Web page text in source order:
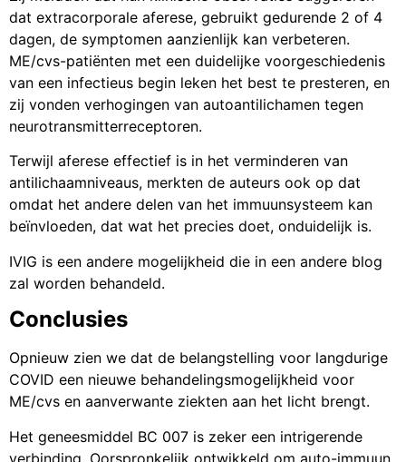
dat extracorporale aferese, gebruikt gedurende 2 of 4
dagen, de symptomen aanzienlijk kan verbeteren.
ME/cvs-patiënten met een duidelijke voorgeschiedenis
van een infectieus begin leken het best te presteren, en
zij vonden verhogingen van autoantilichamen tegen
neurotransmitterreceptoren.
Terwijl aferese effectief is in het verminderen van
antilichaamniveaus, merkten de auteurs ook op dat
omdat het andere delen van het immuunsysteem kan
beïnvloeden, dat wat het precies doet, onduidelijk is.
IVIG is een andere mogelijkheid die in een andere blog
zal worden behandeld.
Conclusies
Opnieuw zien we dat de belangstelling voor langdurige
COVID een nieuwe behandelingsmogelijkheid voor
ME/cvs en aanverwante ziekten aan het licht brengt.
Het geneesmiddel BC 007 is zeker een intrigerende
verbinding. Oorspronkelijk ontwikkeld om auto-immuun